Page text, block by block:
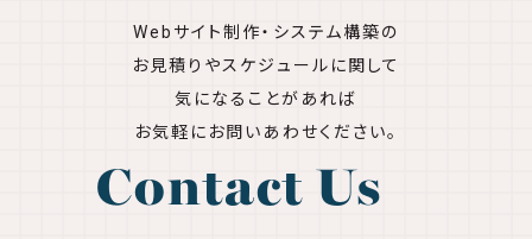
Webサイト制作・システム構築の
お見積りやスケジュールに関して
気になることがあれば
お気軽にお問いあわせください。
Contact Us